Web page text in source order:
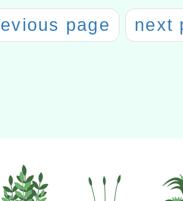
page next